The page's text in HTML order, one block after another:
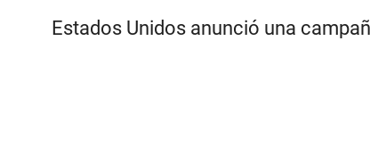
Estados Unidos anunció una